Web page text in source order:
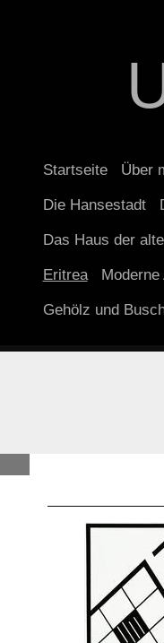
Startseite Über
Die Hansestadt
Das Haus der
Eritrea
Gehölz und